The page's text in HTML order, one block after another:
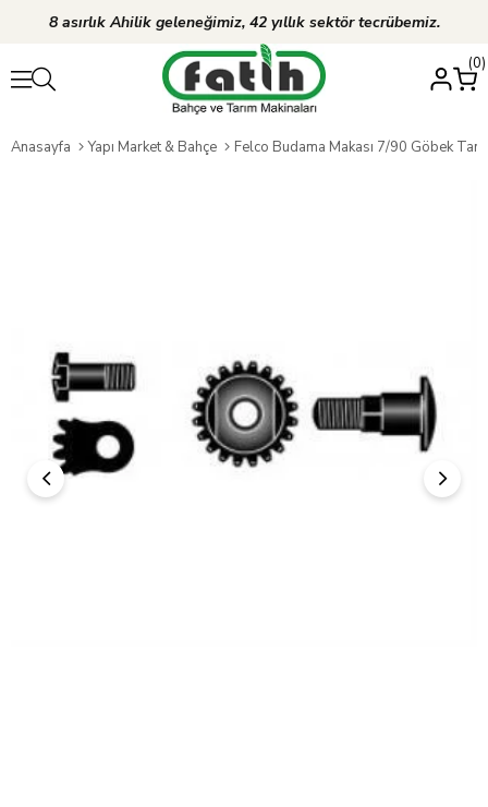
8 asırlık Ahilik geleneğimiz, 42 yıllık sektör tecrübemiz.
0
Anasayfa Yapı Market & Bahçe Felco Budama Makası 7/90 Göbek